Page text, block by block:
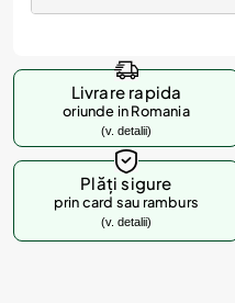
Livrare rapida
oriunde in Romania
(v. detalii)
Plăți sigure
prin card sau ramburs
(v. detalii)